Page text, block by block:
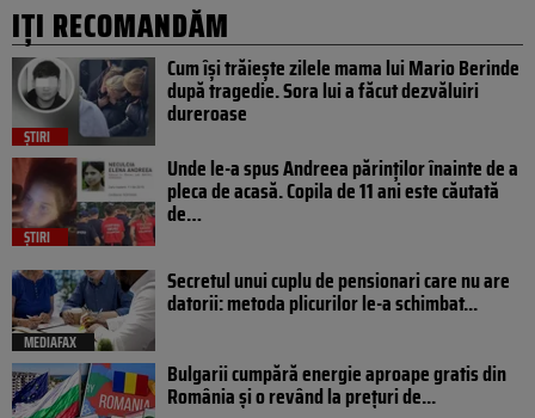
IȚI RECOMANDĂM
ȘTIRI
Cum își trăiește zilele mama lui Mario Berinde
după tragedie. Sora lui a făcut dezvăluiri
dureroase
ȘTIRI
Unde le-a spus Andreea părinților înainte de a
pleca de acasă. Copila de 11 ani este căutată
de…
MEDIAFAX
Secretul unui cuplu de pensionari care nu are
datorii: metoda plicurilor le-a schimbat...
Bulgarii cumpără energie aproape gratis din
România și o revând la prețuri de...